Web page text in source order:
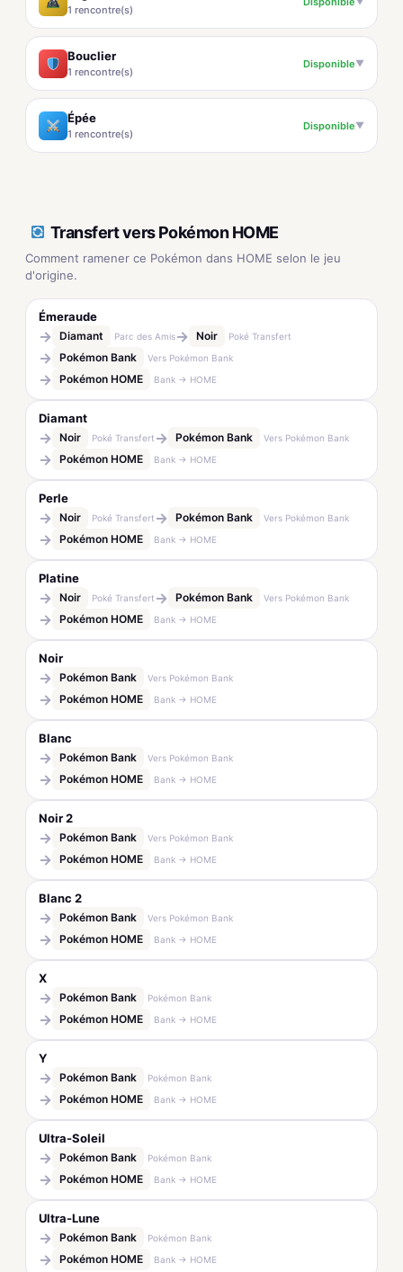
1 rencontre(s)
Bouclier
1 rencontre(s)
Disponible▼
Épée
1 rencontre(s)
Disponible▼
Transfert vers Pokémon HOME
Comment ramener ce Pokémon dans HOME selon le jeu
d'origine.
Émeraude
→ Diamant Parc des Amis→ Noir Poké Transfert
→ Pokémon Bank Vers Pokémon Bank
→ Pokémon HOME Bank → HOME
Diamant
→ Noir Poké Transfert → Pokémon Bank Vers Pokémon Bank
→ Pokémon HOME Bank → HOME
Perle
→ Noir Poké Transfert → Pokémon Bank Vers Pokémon Bank
→ Pokémon HOME Bank → HOME
Platine
→ Noir Poké Transfert → Pokémon Bank Vers Pokémon Bank
→ Pokémon HOME Bank → HOME
Noir
→ Pokémon Bank Vers Pokémon Bank
→ Pokémon HOME Bank → HOME
Blanc
→ Pokémon Bank Vers Pokémon Bank
→ Pokémon HOME Bank → HOME
Noir 2
→ Pokémon Bank Vers Pokémon Bank
→ Pokémon HOME Bank → HOME
Blanc 2
→ Pokémon Bank Vers Pokémon Bank
→ Pokémon HOME Bank → HOME
X
→ Pokémon Bank Pokémon Bank
→ Pokémon HOME Bank → HOME
Y
→ Pokémon Bank Pokémon Bank
→ Pokémon HOME Bank → HOME
Ultra-Soleil
→ Pokémon Bank Pokémon Bank
→ Pokémon HOME Bank → HOME
Ultra-Lune
→ Pokémon Bank Pokémon Bank
→ Pokémon HOME Bank → HOME